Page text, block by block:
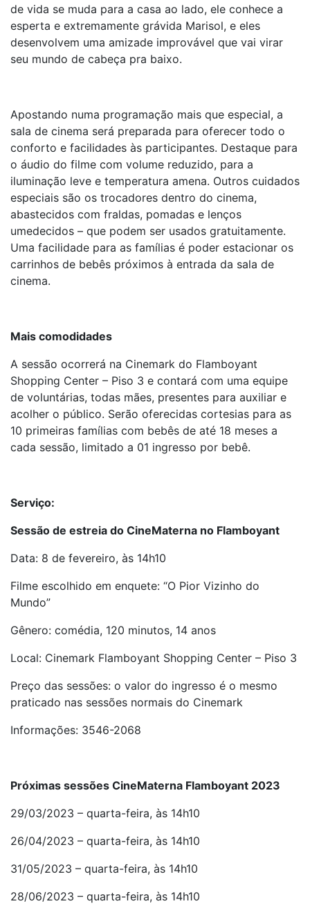
de vida se muda para a casa ao lado, ele conhece a
esperta e extremamente grávida Marisol, e eles
desenvolvem uma amizade improvável que vai virar
seu mundo de cabeça pra baixo.
Apostando numa programação mais que especial, a
sala de cinema será preparada para oferecer todo o
conforto e facilidades às participantes. Destaque para
o áudio do filme com volume reduzido, para a
iluminação leve e temperatura amena. Outros cuidados
especiais são os trocadores dentro do cinema,
abastecidos com fraldas, pomadas e lenços
umedecidos – que podem ser usados gratuitamente.
Uma facilidade para as famílias é poder estacionar os
carrinhos de bebês próximos à entrada da sala de
cinema.
Mais comodidades
A sessão ocorrerá na Cinemark do Flamboyant
Shopping Center – Piso 3 e contará com uma equipe
de voluntárias, todas mães, presentes para auxiliar e
acolher o público. Serão oferecidas cortesias para as
10 primeiras famílias com bebês de até 18 meses a
cada sessão, limitado a 01 ingresso por bebê.
Serviço:
Sessão de estreia do CineMaterna no Flamboyant
Data: 8 de fevereiro, às 14h10
Filme escolhido em enquete: “O Pior Vizinho do
Mundo”
Gênero: comédia, 120 minutos, 14 anos
Local: Cinemark Flamboyant Shopping Center – Piso 3
Preço das sessões: o valor do ingresso é o mesmo
praticado nas sessões normais do Cinemark
Informações: 3546-2068
Próximas sessões CineMaterna Flamboyant 2023
29/03/2023 – quarta-feira, às 14h10
26/04/2023 – quarta-feira, às 14h10
31/05/2023 – quarta-feira, às 14h10
28/06/2023 – quarta-feira, às 14h10